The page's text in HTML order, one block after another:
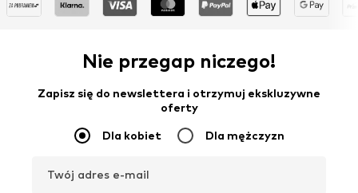
Nie przegap niczego!
Zapisz się do newslettera i otrzymuj ekskluzywne
oferty
Dla kobiet Dla mężczyzn
Twój adres e-mail